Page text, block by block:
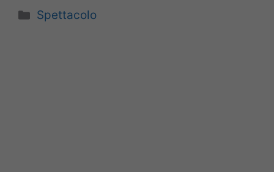
Categorie
Spettacolo